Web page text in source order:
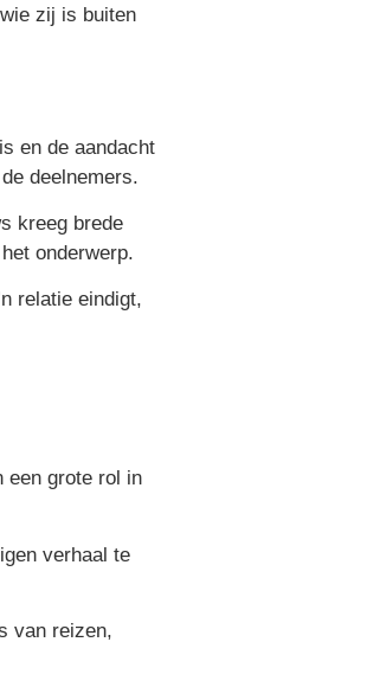
zij is buiten
en de aandacht
deelnemers.
kreeg brede
onderwerp.
relatie eindigt,
een grote rol in
verhaal te
van reizen,